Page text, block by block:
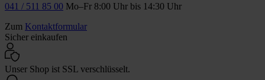
041 / 511 85 00 Mo–Fr 8:00 Uhr bis 14:30 Uhr
Zum Kontaktformular
Sicher einkaufen
Unser Shop ist SSL verschlüsselt.